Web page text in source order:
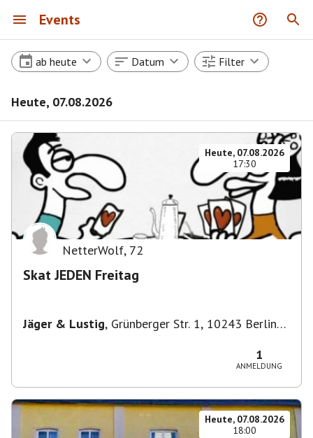
Events
ab heute Datum Filter
Heute, 07.08.2026
Heute, 07.08.2026
17:30
NetterWolf, 72
Skat JEDEN Freitag
Jäger & Lustig, Grünberger Str. 1, 10243 Berlin-
1
ANMELDUNG
Heute, 07.08.2026
18:00